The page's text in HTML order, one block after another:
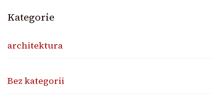
Kategorie
architektura
Bez kategorii